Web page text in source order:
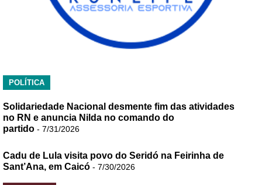
POLÍTICA
Solidariedade Nacional desmente fim das atividades
no RN e anuncia Nilda no comando do
partido - 7/31/2026
Cadu de Lula visita povo do Seridó na Feirinha de
Sant’Ana, em Caicó - 7/30/2026